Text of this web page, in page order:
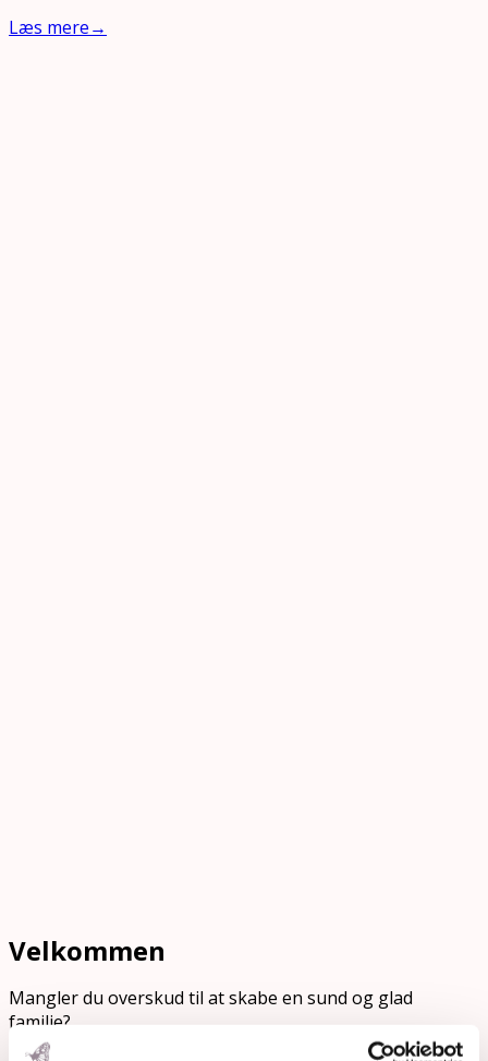
Læs mere→
Velkommen
Mangler du overskud til at skabe en sund og glad
familie?